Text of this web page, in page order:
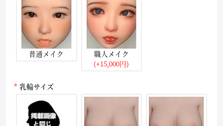
普通メイク
職人メイク
(+15,000円)
乳輪サイズ